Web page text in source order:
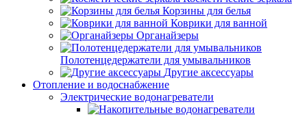
Корзины для белья
Коврики для ванной
Органайзеры
Полотенцедержатели для умывальников
Другие аксессуары
Отопление и водоснабжение
Электрические водонагреватели